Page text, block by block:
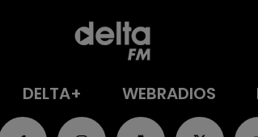
DELTA+ WEBRADIOS